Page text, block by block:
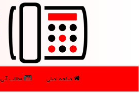
صفحه اصلی مطالب